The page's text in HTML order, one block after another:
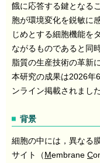
餓に応答する鍵となる
胞が環境変化を鋭敏に
じめとする細胞機能を
ながるものであると同
脂質の生産技術の革新
本研究の成果は2026年
ンライン掲載されました
背景
細胞の中には，異なる
サイト（Membrane C